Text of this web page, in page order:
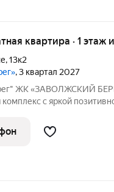
квартира · 1 этаж
,13к2
, 3 квартал 2027
ЖК «ЗАВОЛЖСКИЙ
с яркой
секций, которые образуют
с раскрытием